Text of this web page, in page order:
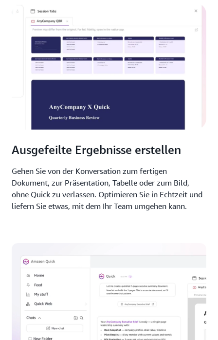
Ausgefeilte Ergebnisse erstellen
Gehen Sie von der Konversation zum fertigen
Dokument, zur Präsentation, Tabelle oder zum Bild,
ohne Quick zu verlassen. Optimieren Sie in Echtzeit und
liefern Sie etwas, mit dem Ihr Team umgehen kann.